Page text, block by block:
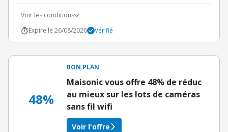
Voir les conditions
Expire le 26/08/2026
Vérifié
48%
BON PLAN
Maisonic vous offre 48% de réduc
au mieux sur les lots de caméras
sans fil wifi
Voir l'offre